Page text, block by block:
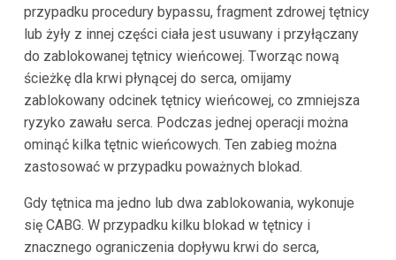
przypadku procedury bypassu, fragment zdrowej tętnicy
lub żyły z innej części ciała jest usuwany i przyłączany
do zablokowanej tętnicy wieńcowej. Tworząc nową
ścieżkę dla krwi płynącej do serca, omijamy
zablokowany odcinek tętnicy wieńcowej, co zmniejsza
ryzyko zawału serca. Podczas jednej operacji można
ominąć kilka tętnic wieńcowych. Ten zabieg można
zastosować w przypadku poważnych blokad.
Gdy tętnica ma jedno lub dwa zablokowania, wykonuje
się CABG. W przypadku kilku blokad w tętnicy i
znacznego ograniczenia dopływu krwi do serca,